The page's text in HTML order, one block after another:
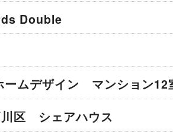
Double
ームデザイン マンション12
区 シェアハウス